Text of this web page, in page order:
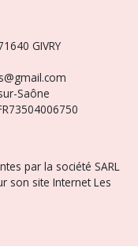
GIVRY
Saône
par la société SARL
son site Internet Les